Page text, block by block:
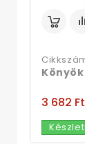
3 682 Ft‎